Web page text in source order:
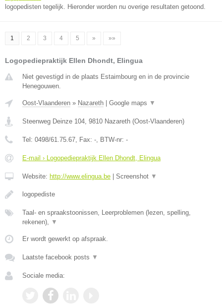
logopedisten tegelijk. Hieronder worden nu overige resultaten getoond.
1 2 3 4 5 » »»
Logopediepraktijk Ellen Dhondt, Elingua
Niet gevestigd in de plaats Estaimbourg en in de provincie
Henegouwen.
Oost-Vlaanderen » Nazareth Google maps ▼
Steenweg Deinze 104, 9810 Nazareth (Oost-Vlaanderen)
Tel: 0498/61.75.67, Fax: -, BTW-nr: -
E-mail › Logopediepraktijk Ellen Dhondt, Elingua
Website: http://www.elingua.be Screenshot ▼
logopediste
Taal- en spraakstoonissen, Leerproblemen (lezen, spelling,
rekenen), ▼
Er wordt gewerkt op afspraak.
Laatste facebook posts ▼
Sociale media: